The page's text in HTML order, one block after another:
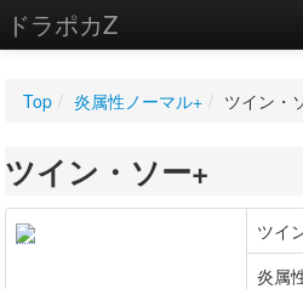
ドラポカZ
WIKI
設定
Top / 炎属性ノーマル+ / ツイン・
ツイン・ソー+
ツイ
炎属